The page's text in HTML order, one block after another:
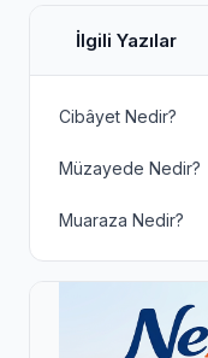
İlgili Yazılar
Cibâyet Nedir?
Müzayede Nedir?
Muaraza Nedir?